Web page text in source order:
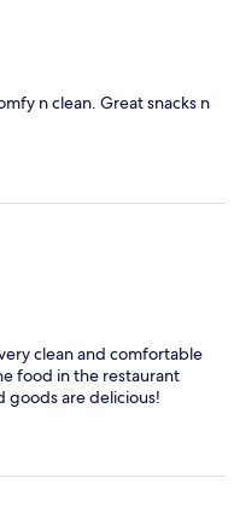
n clean. Great snacks n
clean and comfortable
food in the restaurant
goods are delicious!